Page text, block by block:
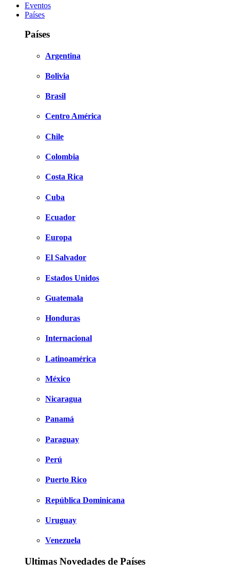
Eventos
Países
Países
Argentina
Bolivia
Brasil
Centro América
Chile
Colombia
Costa Rica
Cuba
Ecuador
Europa
El Salvador
Estados Unidos
Guatemala
Honduras
Internacional
Latinoamérica
México
Nicaragua
Panamá
Paraguay
Perú
Puerto Rico
República Dominicana
Uruguay
Venezuela
Ultimas Novedades de Países